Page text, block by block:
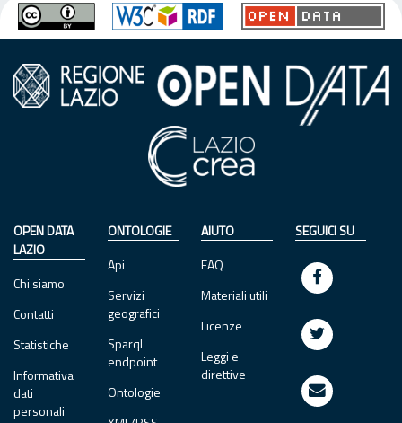
OPEN DATA
LAZIO
Chi siamo
Contatti
Statistiche
Informativa
dati
personali
ONTOLOGIE
Api
Servizi
geografici
Sparql
endpoint
Ontologie
AIUTO
FAQ
Materiali utili
Licenze
Leggi e
direttive
SEGUICI SU